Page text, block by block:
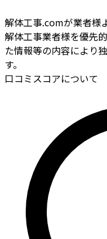
解体工事.comが業者様
解体工事業者様を優先
た情報等の内容により
す。
口コミスコアについて